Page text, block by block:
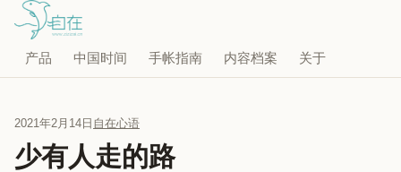
产品 中国时间 手帐指南 内容档案 关于
2021年2月14日 自在心语
少有人走的路